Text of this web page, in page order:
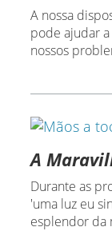
A nossa
pode ajudar
nossos
A
Durante as
'uma luz eu
esplendor da